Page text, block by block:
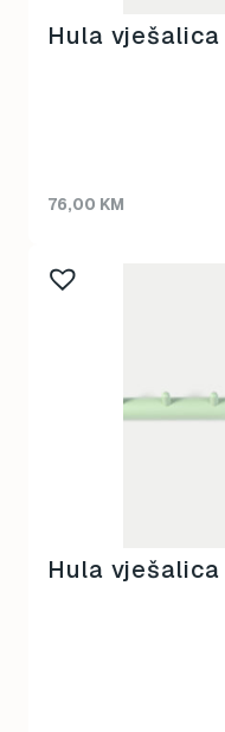
Hula
76,00 KM
Hula